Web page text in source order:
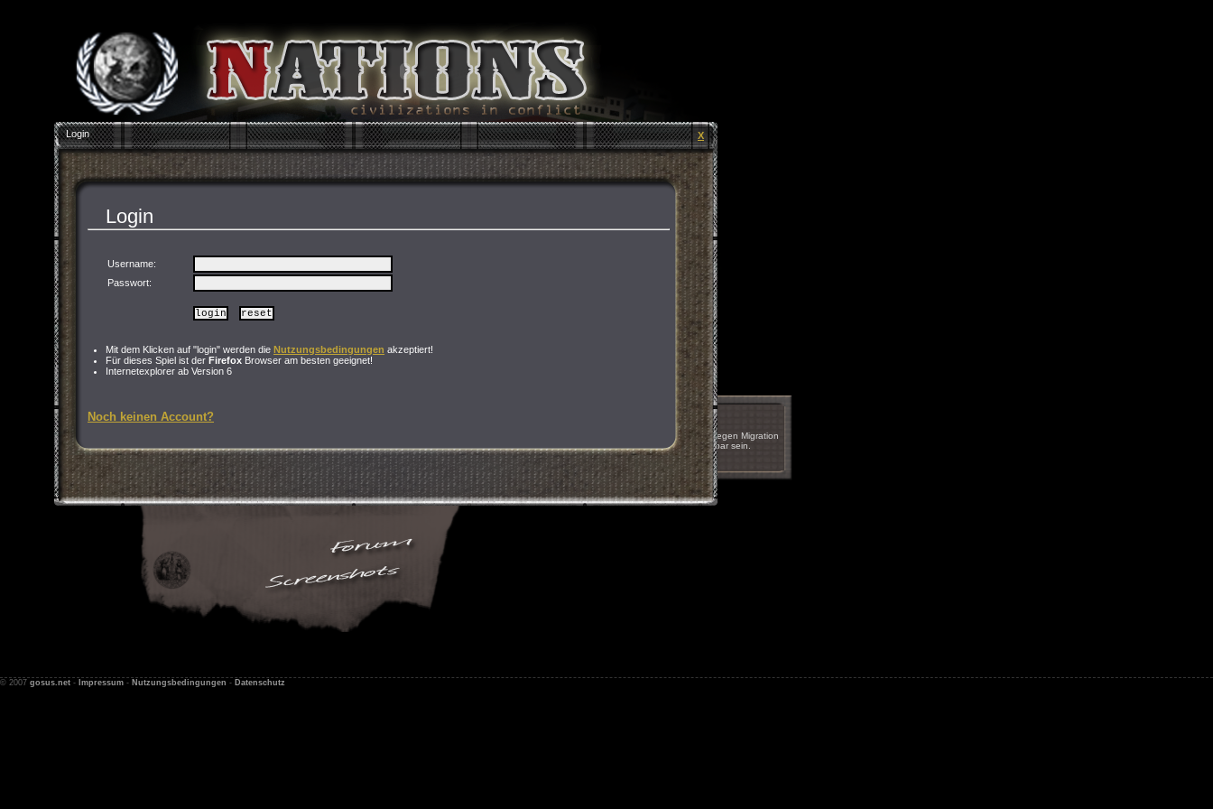
Das Spiel wird innerhalb der nächsten Wochen wegen Migration
auf einen anderen Server kurzzeitig nicht erreichbar sein.
nächste
Login X
Login
Username:
Passwort:
Mit dem Klicken auf "login" werden die Nutzungsbedingungen akzeptiert!
Für dieses Spiel ist der Firefox Browser am besten geeignet!
Internetexplorer ab Version 6
Noch keinen Account?
© 2007 gosus.net - Impressum - Nutzungsbedingungen - Datenschutz